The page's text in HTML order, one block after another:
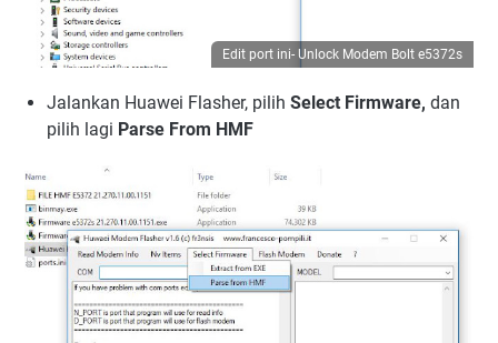
Edit port ini- Unlock Modem Bolt e5372s
Jalankan Huawei Flasher, pilih Select Firmware, dan
pilih lagi Parse From HMF